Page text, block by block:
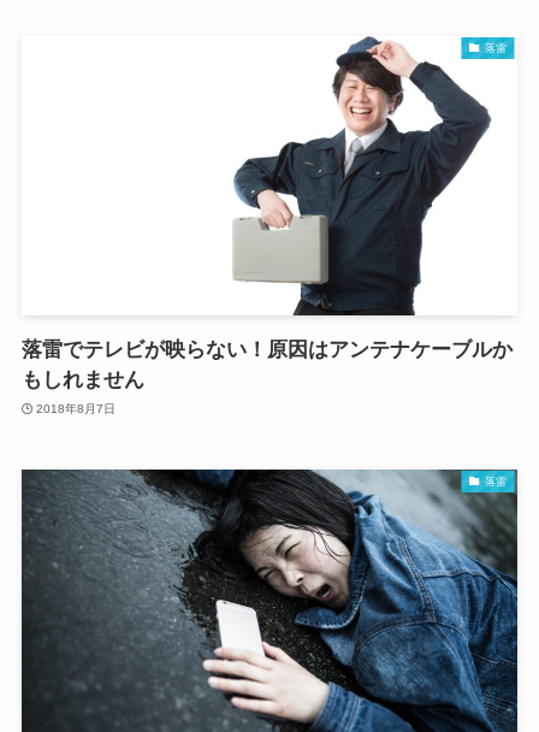
落雷
落雷でテレビが映らない！原因はアンテナケーブルか
もしれません
2018年8月7日
落雷